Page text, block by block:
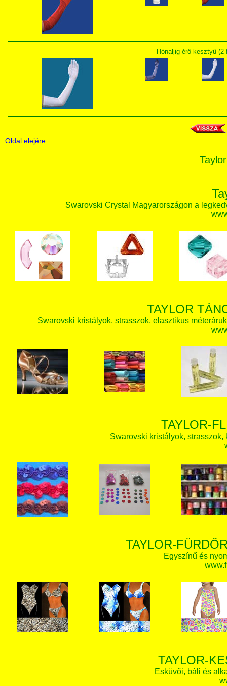
Hónaljig érő kesztyű (2
Oldal elejére
Swarovski Crystal Magyarországon a
TAYLOR
Swarovski kristályok, strasszok, elasztikus
TAYLOR-
Swarovski kristályok,
TAYLOR-
Egyszínű és
TAYLOR-
Esküvői, báli és